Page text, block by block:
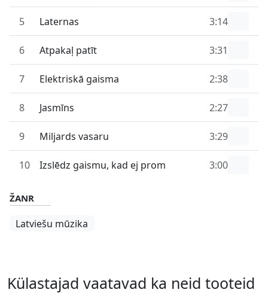
5 Laternas 3:14
6 Atpakaļ patīt 3:31
7 Elektriskā gaisma 2:38
8 Jasmīns 2:27
9 Miljards vasaru 3:29
10 Izslēdz gaismu, kad ej prom 3:00
ŽANR
Latviešu mūzika
Külastajad vaatavad ka neid tooteid